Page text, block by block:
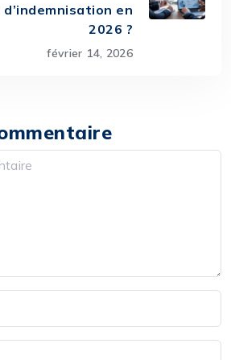
d’indemnisation en
2026 ?
février 14, 2026